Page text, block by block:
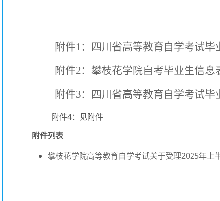
附件1：四川省高等教育自学考试毕
附件2：攀枝花学院自考毕业生信息
附件3：四川省高等教育自学考试
附件4：见附件
附件列表
攀枝花学院高等教育自学考试关于受理2025年上